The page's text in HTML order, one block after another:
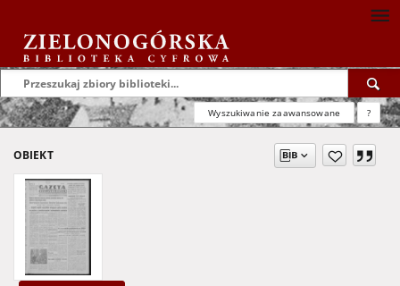
Wyszukiwanie zaawansowane ?
OBIEKT